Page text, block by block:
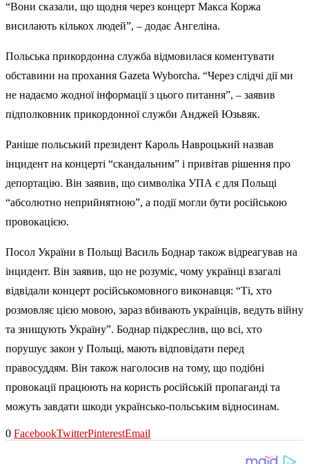
“Вони сказали, що щодня через концерт Макса Коржа
висилають кількох людей”, – додає Ангеліна.
Польська прикордонна служба відмовилася коментувати
обставини на прохання Gazeta Wyborcha. “Через слідчі дії ми
не надаємо жодної інформації з цього питання”, – заявив
підполковник прикордонної служби Анджей Юзьвяк.
Раніше польський президент Кароль Навроцький назвав
інцидент на концерті “скандальним” і привітав рішення про
депортацію. Він заявив, що символіка УПА є для Польщі
“абсолютно неприйнятною”, а події могли бути російською
провокацією.
Посол України в Польщі Василь Боднар також відреагував на
інцидент. Він заявив, що не розуміє, чому українці взагалі
відвідали концерт російськомовного виконавця: “Ті, хто
розмовляє цією мовою, зараз вбивають українців, ведуть війну
та знищують Україну”. Боднар підкреслив, що всі, хто
порушує закон у Польщі, мають відповідати перед
правосуддям. Він також наголосив на тому, що подібні
провокації працюють на користь російській пропаганді та
можуть завдати шкоди українсько-польським відносинам.
0 FacebookTwitterPinterestEmail